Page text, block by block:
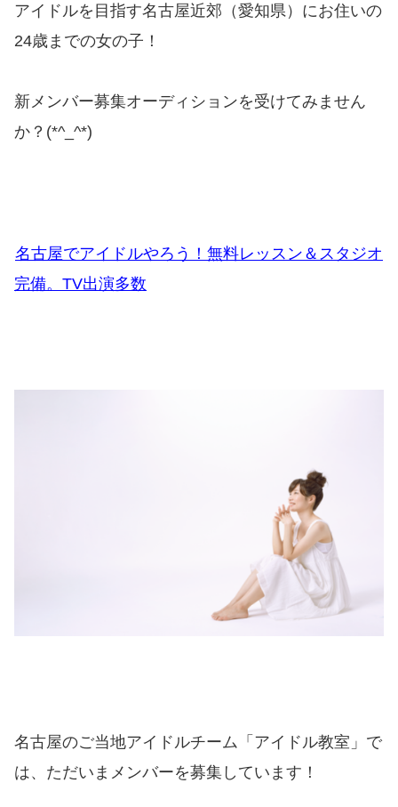
アイドルを目指す名古屋近郊（愛知県）にお住いの
24歳までの女の子！
新メンバー募集オーディションを受けてみません
か？(*^_^*)
名古屋でアイドルやろう！無料レッスン＆スタジオ
完備。TV出演多数
名古屋のご当地アイドルチーム「アイドル教室」で
は、ただいまメンバーを募集しています！